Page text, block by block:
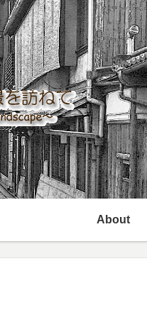
About